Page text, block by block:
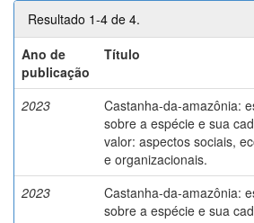
Resultado 1-4 de 4.
Ano de
publicação
Título
2023
Castanha-da-amazônia:
sobre a espécie e sua
valor: aspectos sociais,
e organizacionais.
2023
Castanha-da-amazônia:
sobre a espécie e sua